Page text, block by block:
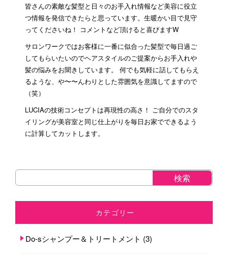
皆さんの素敵な髪型と日々のお手入れ情報など美容に役立
つ情報を発信できたらと思っています。生暖かい目で見守
ってくださいね！ コメントなど頂けると喜びますW
サロンワークではお客様に一番に似合った髪型で毎日過ご
してもらいたいのでヘアスタイルのご提案からお手入れや
髪の悩みをお聞きしています。 何でも気軽に話してもらえ
るような、や〜〜んわりとした雰囲気を意識してますので
（笑）
LUCIAの技術コンセプトは再現性の高さ！ ご自分でのスタ
イリングが美容室と同じ仕上がりを毎日お家でできるよう
に計算してカットします。
カテゴリー
Do-sシャンプー＆トリートメント (3)